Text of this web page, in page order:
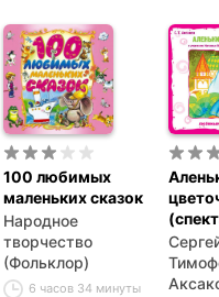
100 любимых
маленьких сказок
Народное
творчество
(Фольклор)
6 часов 34 минуты